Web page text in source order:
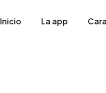
Inicio La app